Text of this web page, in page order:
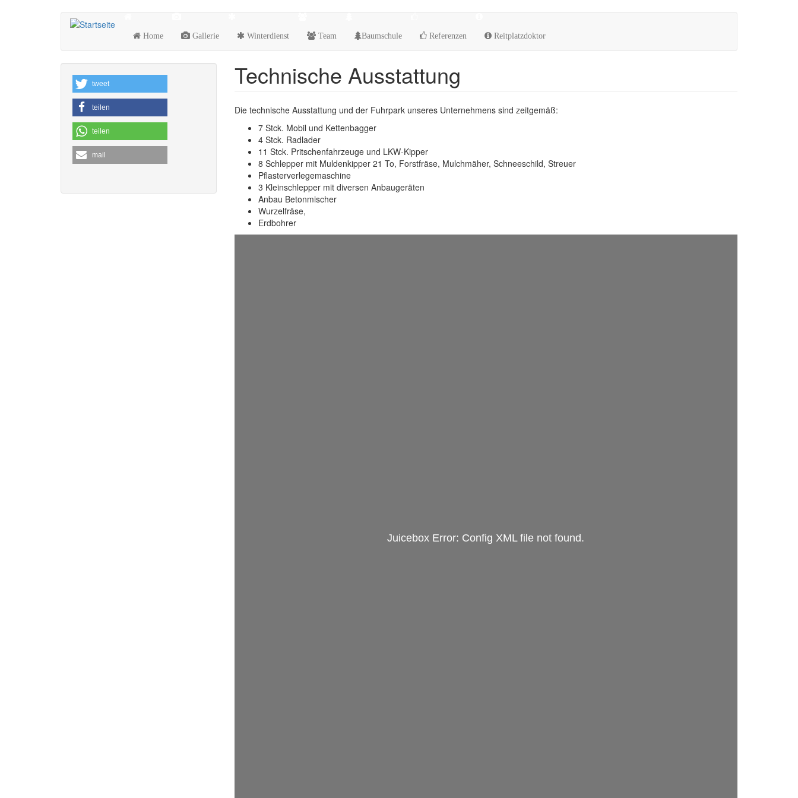
Home Gallerie Winterdienst Team Baumschule Referenzen Reitplatzdoktor
tweet
teilen
teilen
mail
Technische Ausstattung
Die technische Ausstattung und der Fuhrpark unseres Unternehmens sind zeitgemäß:
7 Stck. Mobil und Kettenbagger
4 Stck. Radlader
11 Stck. Pritschenfahrzeuge und LKW-Kipper
8 Schlepper mit Muldenkipper 21 To, Forstfräse, Mulchmäher, Schneeschild, Streuer
Pflasterverlegemaschine
3 Kleinschlepper mit diversen Anbaugeräten
Anbau Betonmischer
Wurzelfräse,
Erdbohrer
Juicebox Error: Config XML file not found.